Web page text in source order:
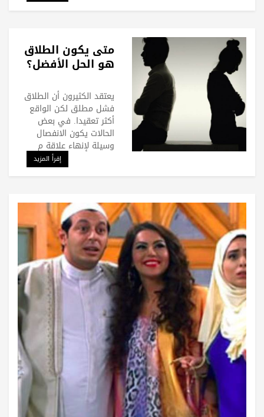
متى يكون الطلاق
هو الحل الأفضل؟
يعتقد الكثيرون أن الطلاق
فشل مطلق لكن الواقع
أكثر تعقيدا. في بعض
الحالات يكون الانفصال
وسيلة لإنهاء علاقة م
إقرأ المزيد